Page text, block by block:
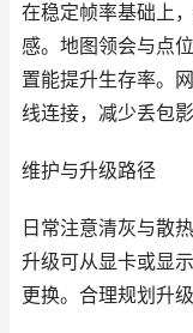
在稳定帧率基础上
感。地图领会与点
置能提升生存率。
线连接，减少丢包影
维护与升级路径
日常注意清灰与散
升级可从显卡或显
更换。合理规划升